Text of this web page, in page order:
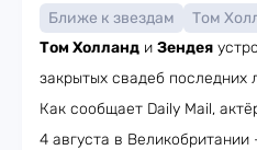
Ближе к звездам Том
Том Холланд и Зендея
закрытых свадеб последних
Как сообщает Daily Mail,
4 августа в Великобритании